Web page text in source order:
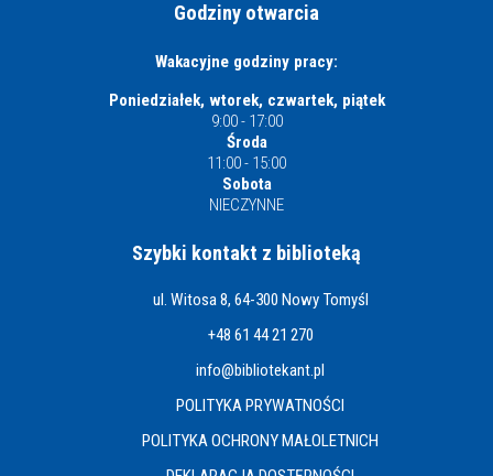
Godziny otwarcia
Wakacyjne godziny pracy:
Poniedziałek, wtorek, czwartek, piątek
9:00 - 17:00
Środa
11:00 - 15:00
Sobota
NIECZYNNE
Szybki kontakt z biblioteką
ul. Witosa 8, 64-300 Nowy Tomyśl
+48 61 44 21 270
info@bibliotekant.pl
POLITYKA PRYWATNOŚCI
POLITYKA OCHRONY MAŁOLETNICH